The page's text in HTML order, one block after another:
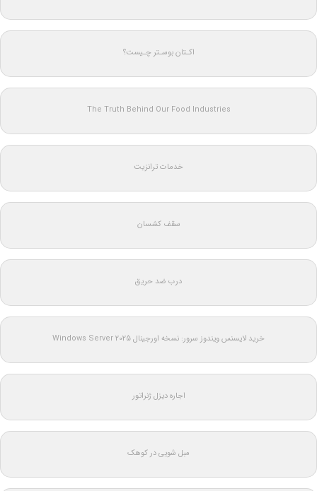
اکـتان بوسـتر چـیست؟
The Truth Behind Our Food Industries
خدمات ترانزیت
سقف کشسان
درب ضد حریق
خرید لایسنس ویندوز سرور: نسخه اورجینال Windows Server 2025
اجاره دیزل ژنراتور
مبل شویی در کوهک